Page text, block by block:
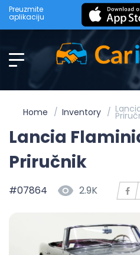
Preuzmite
aplikaciju
Home Inventory
Lancia
Priručnik
#07864 2.9K